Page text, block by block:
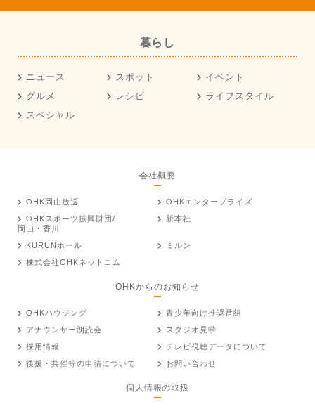
暮らし
ニュース スポット
イベント
グルメ
レシピ
ライフスタイル
スペシャル
会社概要
OHK岡山放送
OHKエンタープライズ
OHKスポーツ振興財団/
岡山・香川
新本社
KURUNホール
ミルン
株式会社OHKネットコム
OHKからのお知らせ
OHKハウジング
青少年向け推奨番組
アナウンサー朗読会
スタジオ見学
採用情報
テレビ視聴データについて
後援・共催等の申請について
お問い合わせ
個人情報の取扱